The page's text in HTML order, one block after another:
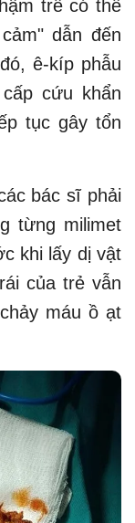
trễ có thể
dẫn đến
ê-kíp phẫu
cứu khẩn
tục gây tổn
bác sĩ phải
từng milimet
khi lấy dị vật
của trẻ vẫn
máu ồ ạt